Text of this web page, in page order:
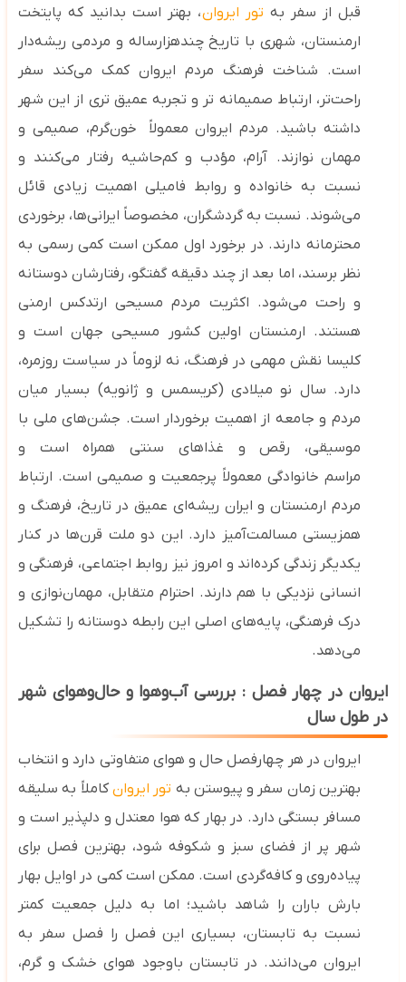
قبل از سفر بهتور ایروان، بهتر است بدانید که پایتخت
ارمنستان، شهری با تاریخ چندهزارساله و مردمی ریشه‌دار
است. شناخت فرهنگ مردم ایروان کمک می‌کند سفر
راحت‌تر، ارتباط صمیمانه‌ تر و تجربه عمیق‌ تری از این شهر
داشته باشید.
مردم ایروان معمولاً
خون‌گرم، صمیمی و
مهمان‌ نوازند.
آرام، مؤدب و کم‌حاشیه رفتار می‌کنند و
نسبت
به خانواده و روابط فامیلی اهمیت زیادی قائل
می‌شوند. نسبت به گردشگران، مخصوصاً ایرانی‌ها، برخوردی
محترمانه دارند. در برخورد اول ممکن است کمی رسمی به
نظر برسند، اما بعد از چند دقیقه گفتگو، رفتارشان دوستانه
و راحت می‌شود. اکثریت مردم مسیحی ارتدکس ارمنی
هستند. ارمنستان اولین کشور مسیحی جهان استو
کلیسا نقش مهمی در فرهنگ، نه لزوماً در سیاست روزمره،
دارد. سال نو میلادی (کریسمس و ژانویه) بسیار میان
مردم و جامعه از اهمیت برخوردار است. جشن‌های ملی با
موسیقی، رقص و غذاهای سنتیهمراه است و
مراسمخانوادگی معمولاً پرجمعیت و صمیمی است. ارتباط
مردم ارمنستان و ایران ریشه‌ای عمیق در تاریخ، فرهنگ و
همزیستی مسالمت‌آمیز دارد. این دو ملت قرن‌ها در کنار
یکدیگر زندگی کرده‌اند و امروز نیز روابط اجتماعی، فرهنگی و
انسانی نزدیکی با هم دارند. احترام متقابل، مهمان‌نوازی و
درک فرهنگی، پایه‌های اصلی این رابطه دوستانه را تشکیل
می‌دهد.
ایروان در چهار فصل : بررسی آب‌وهوا و حال‌وهوای شهر
در طول سال
ایروان در هر چهارفصل حال ‌و هوای متفاوتی دارد و انتخاب
بهترین زمان سفر و پیوستن بهتور ایروانکاملاً به سلیقه‌
مسافر بستگی دارد. در بهار که هوا معتدل و دلپذیر است و
شهر پر از فضای سبز و شکوفه ‌شود، بهترین فصل برای
پیاده‌روی و کافه‌گردی است. ممکن است کمی در اوایل بهار
بارش باران را شاهد باشید؛ اما به دلیل جمعیت کمتر
نسبت به تابستان، بسیاری این فصل را فصل سفر به
ایروان می‌دانند. در تابستان باوجود هوای خشک و گرم،